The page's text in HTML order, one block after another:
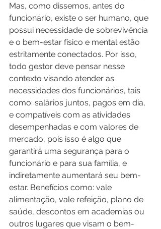
Mas, como dissemos, antes do
funcionário, existe o ser humano, que
possui necessidade de sobrevivência
e o bem-estar físico e mental estão
estritamente conectados. Por isso,
todo gestor deve pensar nesse
contexto visando atender as
necessidades dos funcionários, tais
como: salários juntos, pagos em dia,
e compatíveis com as atividades
desempenhadas e com valores de
mercado, pois isso é algo que
garantirá uma segurança para o
funcionário e para sua família, e
indiretamente aumentará seu bem-
estar. Benefícios como: vale
alimentação, vale refeição, plano de
saúde, descontos em academias ou
outros lugares que visam o bem-